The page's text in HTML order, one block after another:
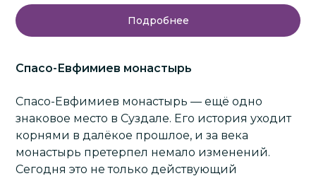
Подробнее
Спасо-Евфимиев монастырь
Спасо-Евфимиев монастырь — ещё одно
знаковое место в Суздале. Его история уходит
корнями в далёкое прошлое, и за века
монастырь претерпел немало изменений.
Сегодня это не только действующий